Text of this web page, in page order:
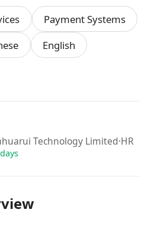
Payment Systems
English
Technology Limited·HR